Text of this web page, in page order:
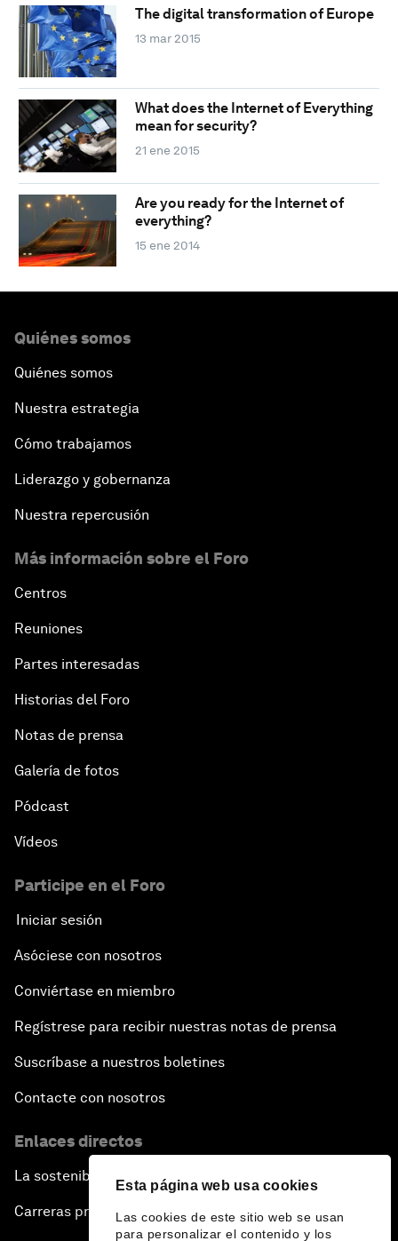
Esta página web usa cookies
Las cookies de este sitio web se usan
para personalizar el contenido y los
The digital transformation of Europe
13 mar 2015
What does the Internet of Everything
mean for security?
21 ene 2015
Are you ready for the Internet of
everything?
15 ene 2014
Quiénes somos
Quiénes somos
Nuestra estrategia
Cómo trabajamos
Liderazgo y gobernanza
Nuestra repercusión
Más información sobre el Foro
Centros
Reuniones
Partes interesadas
Historias del Foro
Notas de prensa
Galería de fotos
Pódcast
Vídeos
Participe en el Foro
Iniciar sesión
Asóciese con nosotros
Conviértase en miembro
Regístrese para recibir nuestras notas de prensa
Suscríbase a nuestros boletines
Contacte con nosotros
Enlaces directos
La sostenibilidad en el Foro
Carreras profesionales